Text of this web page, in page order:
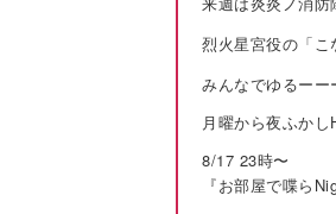
烈火星宮役の「こ
みんなでゆるーー
月曜から夜ふかし
8/17 23時〜
『お部屋で喋ら